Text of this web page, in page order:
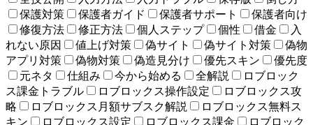
保護対策
保護者ガイド 保護者サポート
保護者向け
修復方法
修正方法 個人ステップ 個性 借金
入
れない原因
値上げ対策 偽サイト 偽サイト対策
偽物
アプリ対策
偽物対策 偽造見分け 優先スキン
優先度
元ネタ
仕組み 今から始める 全解説
ロブロック
ス課金トラブル
ロブロックス操作設定
ロブロックス攻
略
ロブロックス月額サブスク解説
ロブロックス無料ス
キン
ロブロックス設定 ロブロックス課金
ロブロック